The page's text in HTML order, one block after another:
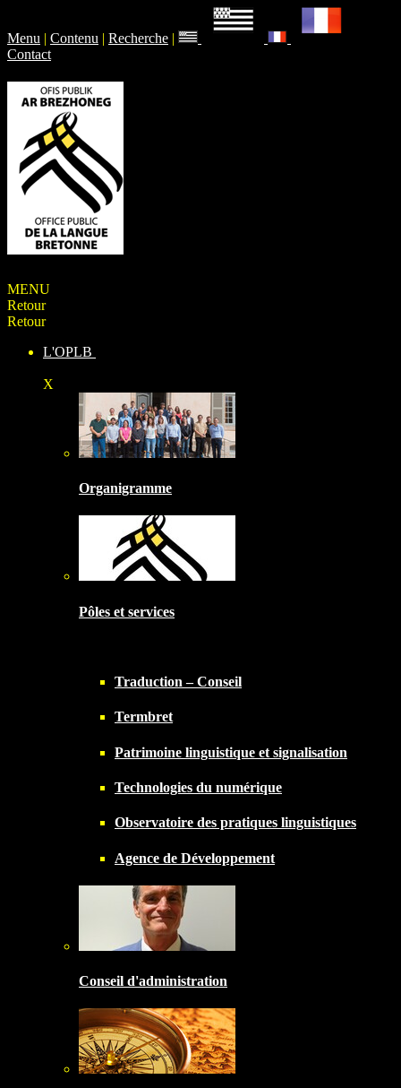
Menu | Contenu | Recherche |
Contact
MENU
Retour
Retour
L'OPLB
X
Organigramme
Pôles et services
Traduction – Conseil
Termbret
Patrimoine linguistique et signalisation
Technologies du numérique
Observatoire des pratiques linguistiques
Agence de Développement
Conseil d'administration